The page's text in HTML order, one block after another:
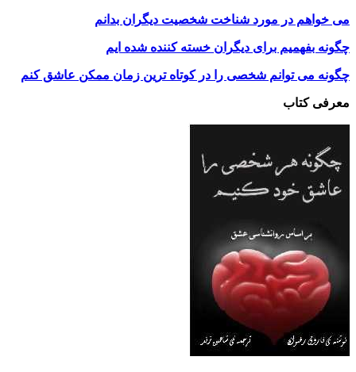
می خواهم در مورد شناخت شخصیت دیگران بدانم
چگونه بفهمیم برای دیگران خسته کننده شده ایم
چگونه می توانم شخصی را در کوتاه ترین زمان ممکن عاشق کنم
معرفی کتاب